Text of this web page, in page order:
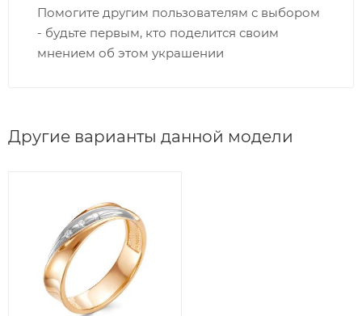
Помогите другим пользователям с выбором
- будьте первым, кто поделится своим
мнением об этом украшении
Другие варианты данной модели